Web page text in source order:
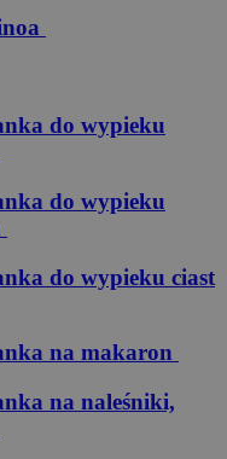
do wypieku
do wypieku
do wypieku ciast
na makaron
na naleśniki,